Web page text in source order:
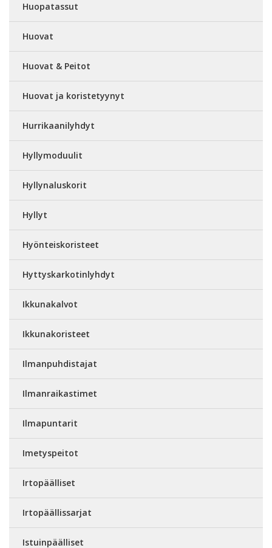
Huopatassut
Huovat
Huovat & Peitot
Huovat ja koristetyynyt
Hurrikaanilyhdyt
Hyllymoduulit
Hyllynaluskorit
Hyllyt
Hyönteiskoristeet
Hyttyskarkotinlyhdyt
Ikkunakalvot
Ikkunakoristeet
Ilmanpuhdistajat
Ilmanraikastimet
Ilmapuntarit
Imetyspeitot
Irtopäälliset
Irtopäällissarjat
Istuinpäälliset